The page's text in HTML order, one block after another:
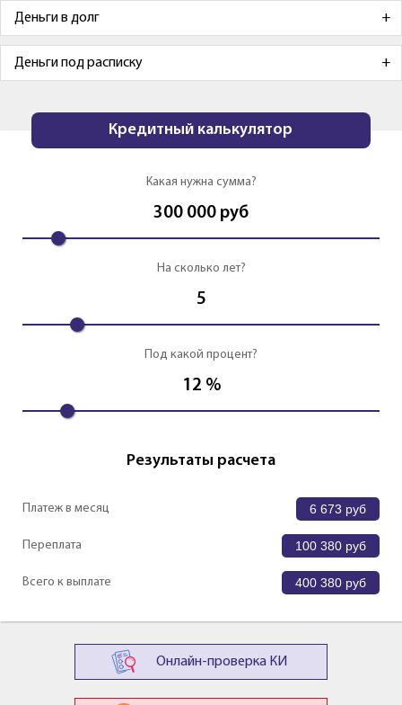
Деньги в долг
Деньги под расписку
Кредитный калькулятор
Какая нужна сумма?
300 000 руб
На сколько лет?
5
Под какой процент?
12 %
Результаты расчета
Платеж в месяц 6 673 руб
Переплата 100 380 руб
Всего к выплате 400 380 руб
Онлайн-проверка КИ